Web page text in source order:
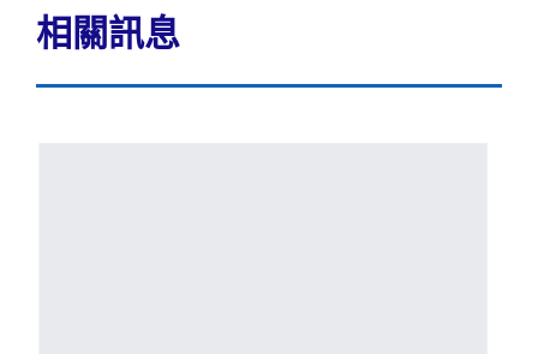
相關訊息